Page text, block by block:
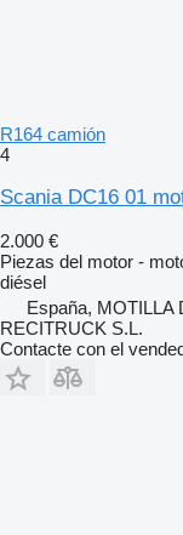
R164 camión
4
Scania DC16 01
2.000 €
Piezas del motor -
diésel
España, MOTILLA
RECITRUCK S.L.
Contacte con el